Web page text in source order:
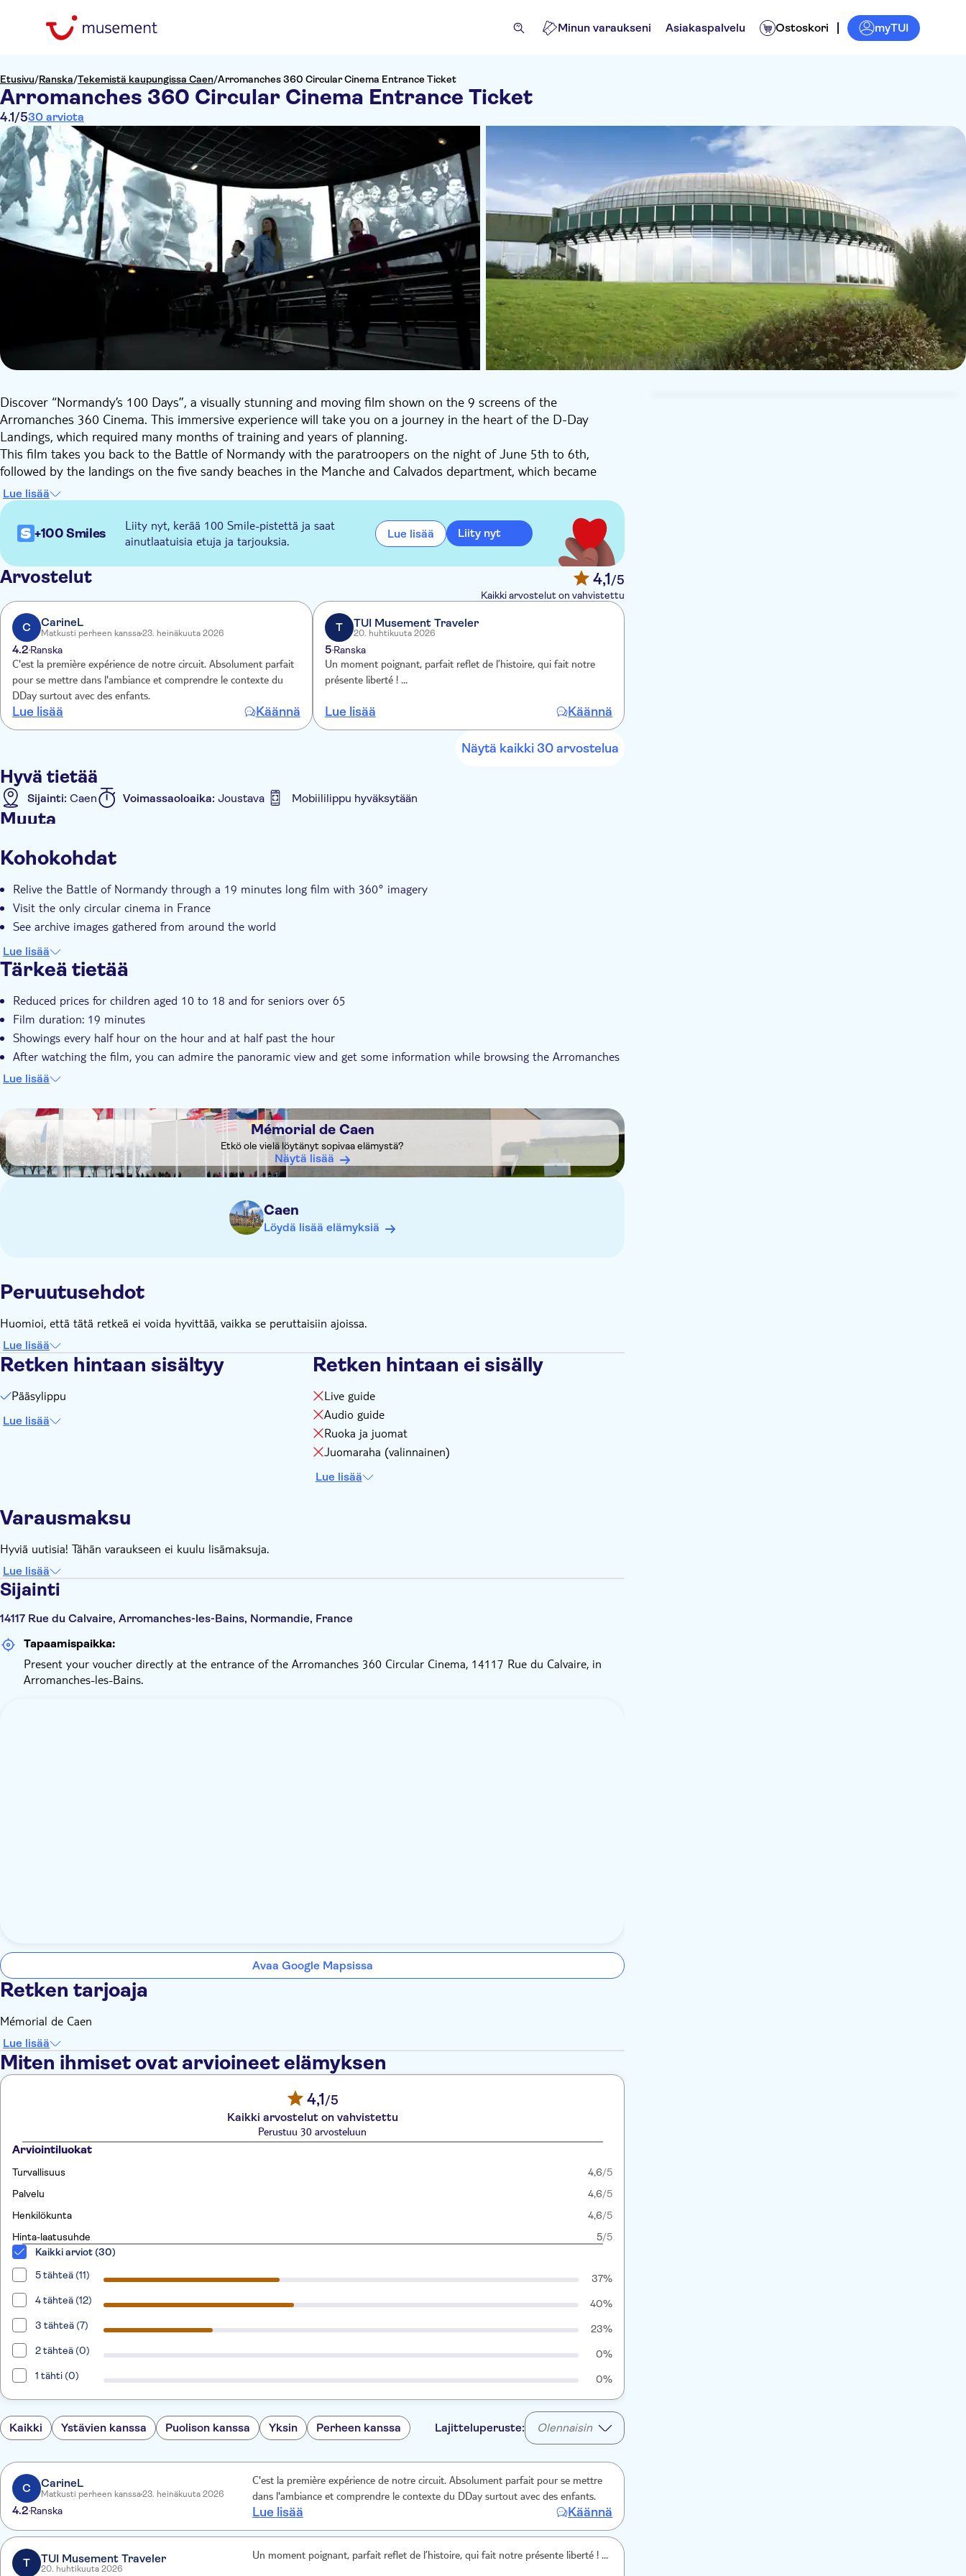
Minun varaukseni Asiakaspalvelu Ostoskori myTUI
Etusivu/Ranska/Tekemistä kaupungissa Caen/Arromanches 360 Circular Cinema Entrance Ticket
Arromanches 360 Circular Cinema Entrance Ticket
4.1 /530 arviota
Discover “Normandy’s 100 Days”, a visually stunning and moving film shown on the 9 screens of the
Arromanches 360 Cinema. This immersive experience will take you on a journey in the heart of the D-Day
Landings, which required many months of training and years of planning.
This film takes you back to the Battle of Normandy with the paratroopers on the night of June 5th to 6th,
followed by the landings on the five sandy beaches in the Manche and Calvados department, which became
among the most famous beaches in the world.
The latest special effects, combined with outstanding archive footage, make this film absolutely unmissable.
Projected in HD on 9 screens, the film tells the story of the terrible Battle of Normandy through archive images
gathered from around the world.
The film of pure historical intensity was co-financed by the Normandie region and the Mémorial de Caen and
was produced by the authors of the hugely successful French television series Apocalypse. It is a tribute to
soldiers from all countries and to the 20,000 civilians who were killed during this battle for the liberation of
Western Europe, a battle that gave rise to so much hope.
Lue lisää
+100 Smiles
Liity nyt, kerää 100 Smile-pistettä ja saat
ainutlaatuisia etuja ja tarjouksia.
Lue lisää Liity nyt
Arvostelut 4,1/5
Kaikki arvostelut on vahvistettu
C CarineL
Matkusti perheen kanssa23. heinäkuuta 2026
4.2 Ranska
C'est la première expérience de notre circuit. Absolument parfait
pour se mettre dans l'ambiance et comprendre le contexte du
DDay surtout avec des enfants.
Lue lisää Käännä
T TUI Musement Traveler
20. huhtikuuta 2026
5Ranska
Un moment poignant, parfait reflet de l’histoire, qui fait notre
présente liberté ! …
Lue lisää Käännä
Näytä kaikki 30 arvostelua
Hyvä tietää
Sijainti: Caen Voimassaoloaika: Joustava Mobiililippu hyväksytään
Muuta
Kohokohdat
Relive the Battle of Normandy through a 19 minutes long film with 360° imagery
Visit the only circular cinema in France
See archive images gathered from around the world
Lue lisää
Tärkeä tietää
Reduced prices for children aged 10 to 18 and for seniors over 65
Film duration: 19 minutes
Showings every half hour on the hour and at half past the hour
After watching the film, you can admire the panoramic view and get some information while browsing the Arromanches
360 shop. It features around 3000 items. Some books, videotapes, models, gadgets, souvenirs, etc.
Lue lisää
DSA1Mémorial de Caen
Mémorial de Caen
Etkö ole vielä löytänyt sopivaa elämystä?
Näytä lisää
Caen
Löydä lisää elämyksiä
Peruutusehdot
Huomioi, että tätä retkeä ei voida hyvittää, vaikka se peruttaisiin ajoissa.
Lue lisää
Retken hintaan sisältyy
Pääsylippu
Lue lisää
Retken hintaan ei sisälly
Live guide
Audio guide
Ruoka ja juomat
Juomaraha (valinnainen)
Lue lisää
Varausmaksu
Hyviä uutisia! Tähän varaukseen ei kuulu lisämaksuja.
Lue lisää
Sijainti
14117 Rue du Calvaire, Arromanches-les-Bains, Normandie, France
Tapaamispaikka:
Present your voucher directly at the entrance of the Arromanches 360 Circular Cinema, 14117 Rue du Calvaire, in
Arromanches-les-Bains.
Avaa Google Mapsissa
Retken tarjoaja
Mémorial de Caen
Lue lisää
Miten ihmiset ovat arvioineet elämyksen
4,1/5
Kaikki arvostelut on vahvistettu
Perustuu 30 arvosteluun
Arviointiluokat
Turvallisuus 4,6/5
Palvelu
4,6/5
Henkilökunta
4,6/5
Hinta-laatusuhde
5/5
Kaikki arviot (30)
5 tähteä (11)
37%
4 tähteä (12)
40%
3 tähteä (7)
23%
2 tähteä (0)
0%
1 tähti (0)
0%
Kaikki Ystävien kanssa Puolison kanssa Yksin Perheen kanssa Lajitteluperuste: Olennaisin
C CarineL
Matkusti perheen kanssa23. heinäkuuta 2026
4.2 Ranska
C'est la première expérience de notre circuit. Absolument parfait pour se mettre
dans l'ambiance et comprendre le contexte du DDay surtout avec des enfants.
Lue lisää Käännä
T TUI Musement Traveler
20. huhtikuuta 2026
Un moment poignant, parfait reflet de l’histoire, qui fait notre présente liberté ! …